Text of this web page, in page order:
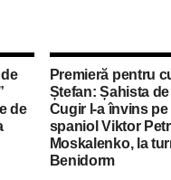
de
Premieră pentru
Ștefan: Șahista
Cugir l-a învins
spaniol Viktor
Moskalenko, la
Benidorm